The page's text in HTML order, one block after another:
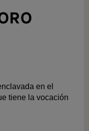
en el
tiene la vocación